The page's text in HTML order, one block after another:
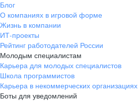
Блог
О компаниях в игровой форме
Жизнь в компании
ИТ-проекты
Рейтинг работодателей России
Молодым специалистам
Карьера для молодых специалистов
Школа программистов
Карьера в некоммерческих организациях
Боты для уведомлений